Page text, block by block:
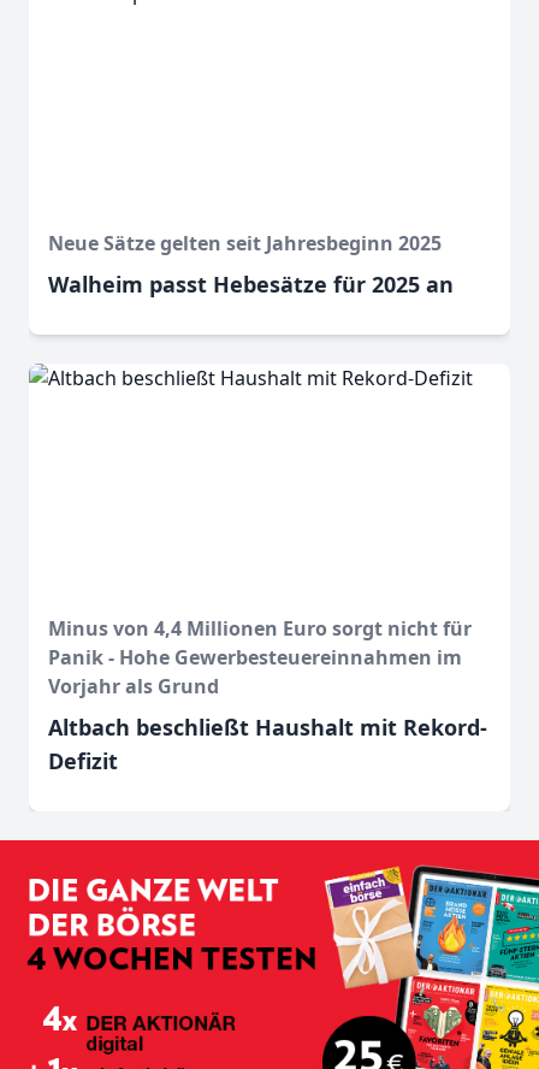
Neue Sätze gelten seit Jahresbeginn 2025
Walheim passt Hebesätze für 2025 an
Minus von 4,4 Millionen Euro sorgt nicht für
Panik - Hohe Gewerbesteuereinnahmen im
Vorjahr als Grund
Altbach beschließt Haushalt mit Rekord-
Defizit